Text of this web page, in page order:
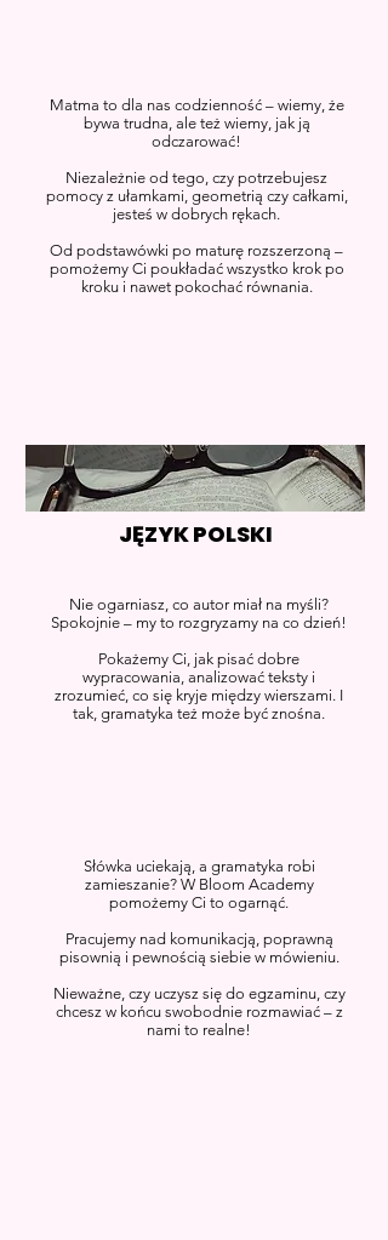
Matma to dla nas codzienność – wiemy, że
bywa trudna, ale też wiemy, jak ją
odczarować!
Niezależnie od tego, czy potrzebujesz
pomocy z ułamkami, geometrią czy całkami,
jesteś w dobrych rękach.
Od podstawówki po maturę rozszerzoną –
pomożemy Ci poukładać wszystko krok po
kroku i nawet pokochać równania.
JĘZYK POLSKI
Nie ogarniasz, co autor miał na myśli?
Spokojnie – my to rozgryzamy na co dzień!
Pokażemy Ci, jak pisać dobre
wypracowania, analizować teksty i
zrozumieć, co się kryje między wierszami. I
tak, gramatyka też może być znośna.
Słówka uciekają, a gramatyka robi
zamieszanie? W Bloom Academy
pomożemy Ci to ogarnąć.
Pracujemy nad komunikacją, poprawną
pisownią i pewnością siebie w mówieniu.
Nieważne, czy uczysz się do egzaminu, czy
chcesz w końcu swobodnie rozmawiać – z
nami to realne!